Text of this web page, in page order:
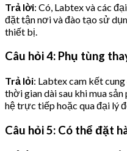
Trả lời: Có, Labtex và các
đặt tận nơi và đào tạo sử
thiết bị.
Câu hỏi 4: Phụ tùng
Trả lỏi: Labtex cam kết
thời gian dài sau khi mua
hệ trực tiếp hoặc qua đại lý
Câu hỏi 5: Có thể đặt